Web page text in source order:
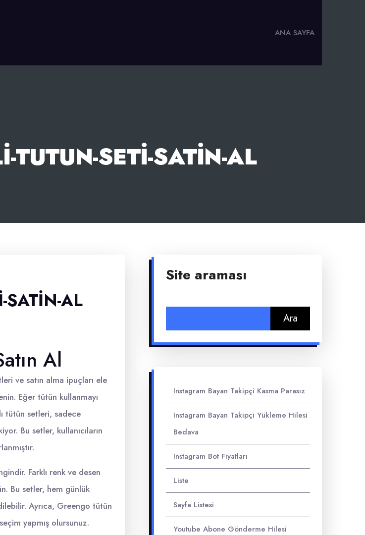
ANA SAYFA
TUTUN-SETI-SATIN-AL
SATIN-AL
Al
ve satın alma ipuçları ele
Eğer tütün kullanmayı
tütün setleri, sadece
Bu setler, kullanıcıların
Farklı renk ve desen
Bu setler, hem günlük
Ayrıca, Greengo tütün
yapmış olursunuz.
Site araması
Instagram Bayan Takipçi Kasma Parasız
Instagram Bayan Takipçi Yükleme Hilesi
Bedava
Instagram Bot Fiyatları
Liste
Sayfa Listesi
Youtube Abone Gönderme Hilesi